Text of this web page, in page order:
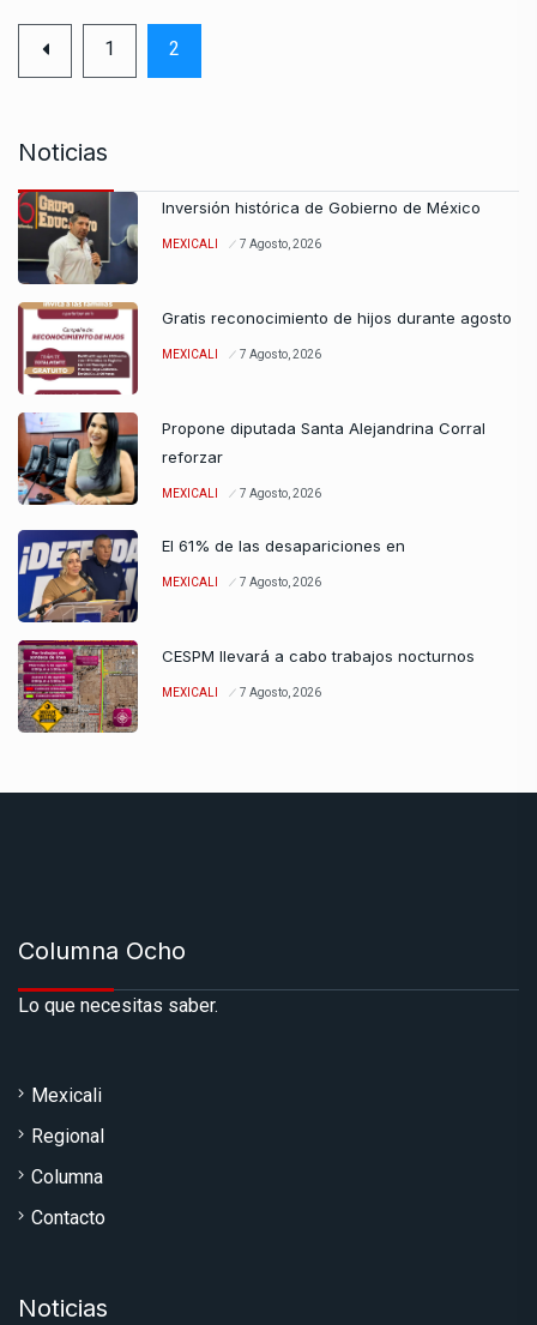
1 2
Noticias
Inversión histórica de Gobierno de México
MEXICALI 7 Agosto, 2026
Gratis reconocimiento de hijos durante agosto
MEXICALI 7 Agosto, 2026
Propone diputada Santa Alejandrina Corral
reforzar
MEXICALI 7 Agosto, 2026
El 61% de las desapariciones en
MEXICALI 7 Agosto, 2026
CESPM llevará a cabo trabajos nocturnos
MEXICALI 7 Agosto, 2026
Columna Ocho
Lo que necesitas saber.
Mexicali
Regional
Columna
Contacto
Noticias